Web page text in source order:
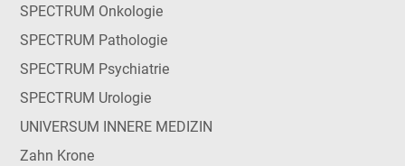
SPECTRUM Onkologie
SPECTRUM Pathologie
SPECTRUM Psychiatrie
SPECTRUM Urologie
UNIVERSUM INNERE MEDIZIN
Zahn Krone